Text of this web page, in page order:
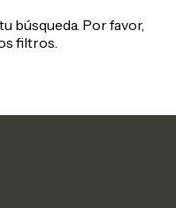
búsqueda. Por favor,
filtros.